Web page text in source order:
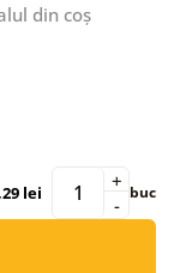
din coș
lei -
+ buc